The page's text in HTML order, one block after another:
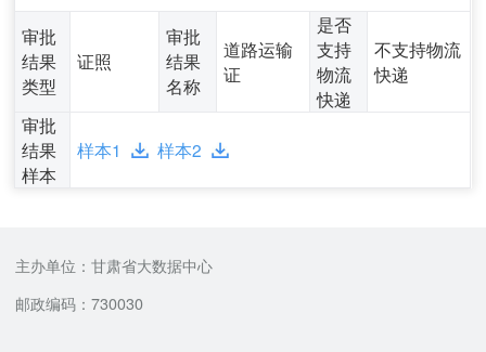
审批
结果
类型
证照
审批
结果
名称
道路运输
证
是否
支持
物流
快递
不支持物流
快递
审批
结果
样本
样本1 样本2
主办单位：甘肃省大数据中心
邮政编码：730030